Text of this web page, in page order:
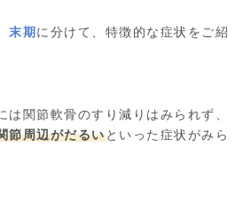
末期 に分けて、特徴的な症状をご紹
は関節軟骨のすり減りはみられず、
節周辺がだるいといった症状がみら